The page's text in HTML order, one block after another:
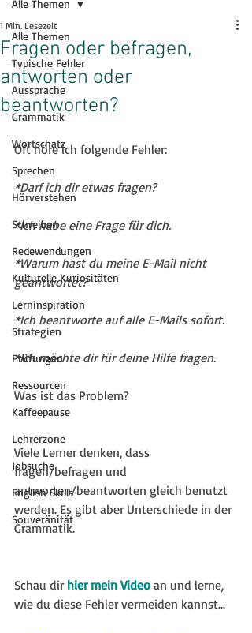
Alle Themen
Typische Fehler
Aussprache
Grammatik
Wortschatz
Sprechen
Hörverstehen
Schreiben
Redewendungen
Kulturelle Kuriositäten
Lerninspiration
Strategien
Prüfungen
Ressourcen
Kaffeepause
Lehrerzone
Jobsuche
English Skills
Souveränität
Alle Themen
Fragen oder befragen,
antworten oder
beantworten?
1 Min. Lesezeit
Oft höre ich folgende Fehler:
*Darf ich dir etwas fragen?
*Ich habe eine Frage für dich.
*Warum hast du meine E-Mail nicht
geantwortet?
*Ich beantworte auf alle E-Mails sofort.
*Ich möchte dir für deine Hilfe fragen.
Was ist das Problem?
Viele Lerner denken, dass
fragen/befragen und
antworten/beantworten gleich benutzt
werden. Es gibt aber Unterschiede in der
Grammatik.
Schau dir hier mein Video an und lerne,
wie du diese Fehler vermeiden kannst...